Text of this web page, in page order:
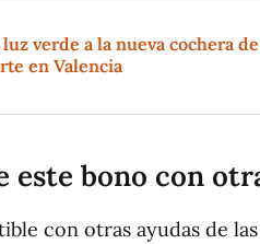
verde a la nueva cochera
en Valencia
este bono con
con otras ayudas de